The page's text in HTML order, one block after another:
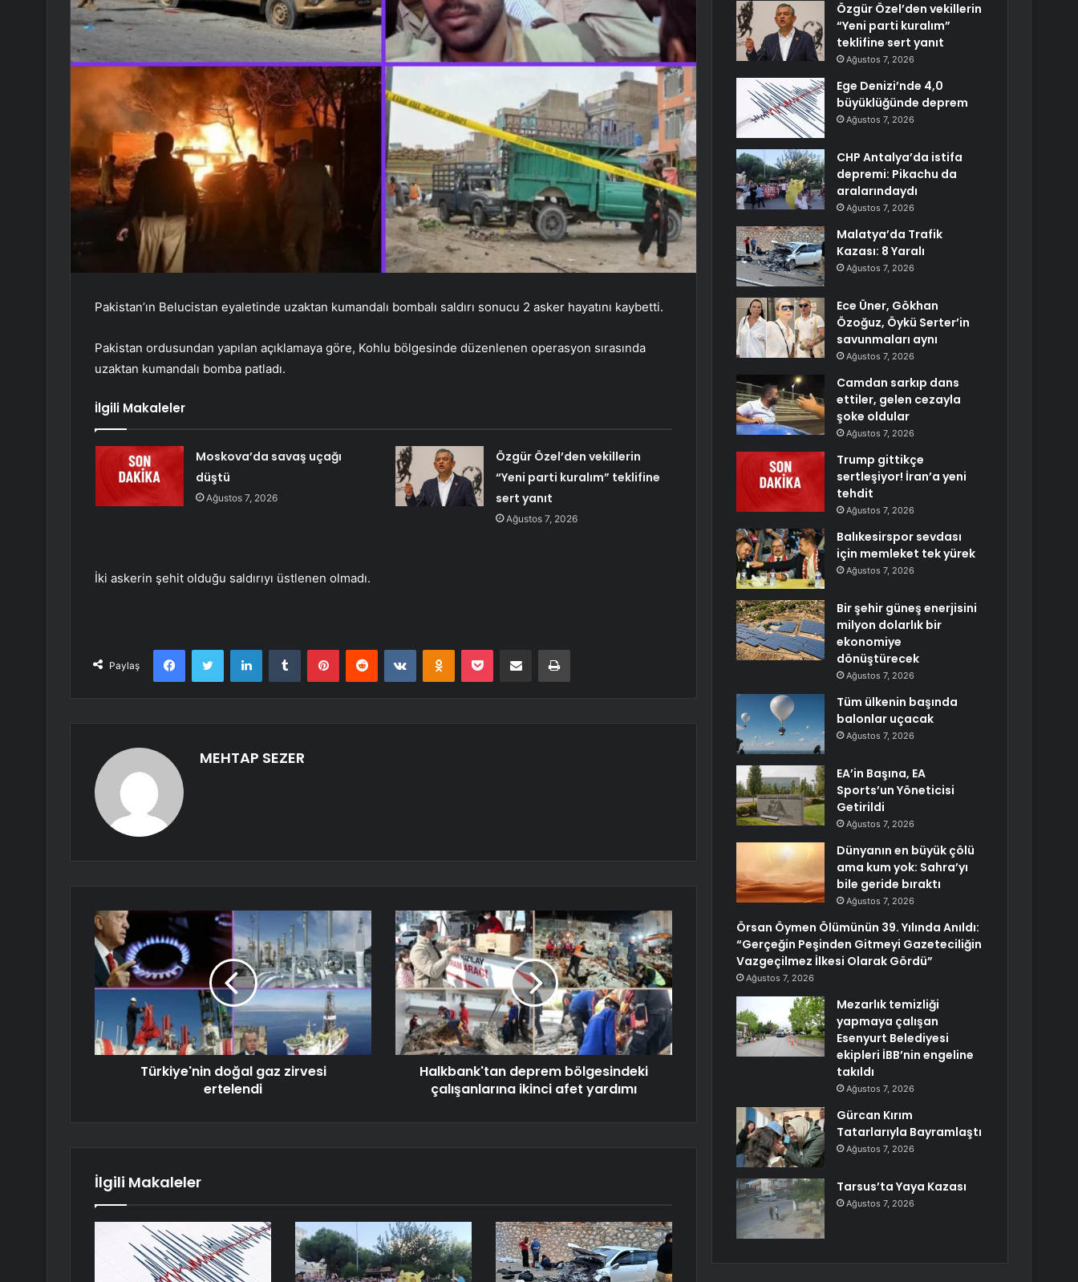
Pakistan’ın Belucistan eyaletinde uzaktan kumandalı bombalı saldırı sonucu 2 asker hayatını kaybetti.
Pakistan ordusundan yapılan açıklamaya göre, Kohlu bölgesinde düzenlenen operasyon sırasında
uzaktan kumandalı bomba patladı.
İlgili Makaleler
Moskova’da savaş uçağı
düştü
Ağustos 7, 2026
Özgür Özel’den vekillerin
“Yeni parti kuralım” teklifine
sert yanıt
Ağustos 7, 2026
İki askerin şehit olduğu saldırıyı üstlenen olmadı.
Paylaş
FacebookTwitter LinkedInTumblr PinterestReddit VKontakteOdnoklassniki
Pocket E-Posta ile paylaş Yazdır
MEHTAP SEZER
Türkiye'nin doğal gaz zirvesi
ertelendi
Halkbank'tan deprem bölgesindeki
çalışanlarına ikinci afet yardımı
İlgili Makaleler
Özgür Özel’den vekillerin
“Yeni parti kuralım”
teklifine sert yanıt
Ağustos 7, 2026
Ege Denizi’nde 4,0
büyüklüğünde deprem
Ağustos 7, 2026
CHP Antalya’da istifa
depremi: Pikachu da
aralarındaydı
Ağustos 7, 2026
Malatya’da Trafik
Kazası: 8 Yaralı
Ağustos 7, 2026
Ece Üner, Gökhan
Özoğuz, Öykü Serter’in
savunmaları aynı
Ağustos 7, 2026
Camdan sarkıp dans
ettiler, gelen cezayla
şoke oldular
Ağustos 7, 2026
Trump gittikçe
sertleşiyor! İran’a yeni
tehdit
Ağustos 7, 2026
Balıkesirspor sevdası
için memleket tek yürek
Ağustos 7, 2026
Bir şehir güneş enerjisini
milyon dolarlık bir
ekonomiye
dönüştürecek
Ağustos 7, 2026
Tüm ülkenin başında
balonlar uçacak
Ağustos 7, 2026
EA’in Başına, EA
Sports’un Yöneticisi
Getirildi
Ağustos 7, 2026
Dünyanın en büyük çölü
ama kum yok: Sahra’yı
bile geride bıraktı
Ağustos 7, 2026
Örsan Öymen Ölümünün 39. Yılında Anıldı:
“Gerçeğin Peşinden Gitmeyi Gazeteciliğin
Vazgeçilmez İlkesi Olarak Gördü”
Ağustos 7, 2026
Mezarlık temizliği
yapmaya çalışan
Esenyurt Belediyesi
ekipleri İBB’nin engeline
takıldı
Ağustos 7, 2026
Gürcan Kırım
Tatarlarıyla Bayramlaştı
Ağustos 7, 2026
Tarsus’ta Yaya Kazası
Ağustos 7, 2026